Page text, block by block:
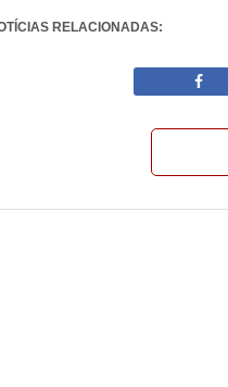
RELACIONADAS: